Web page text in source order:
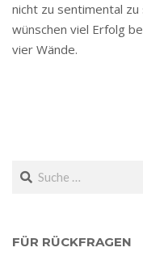
nicht zu sentimental
wünschen viel Erfolg
vier Wände.
Search
FÜR RÜCKFRAGEN